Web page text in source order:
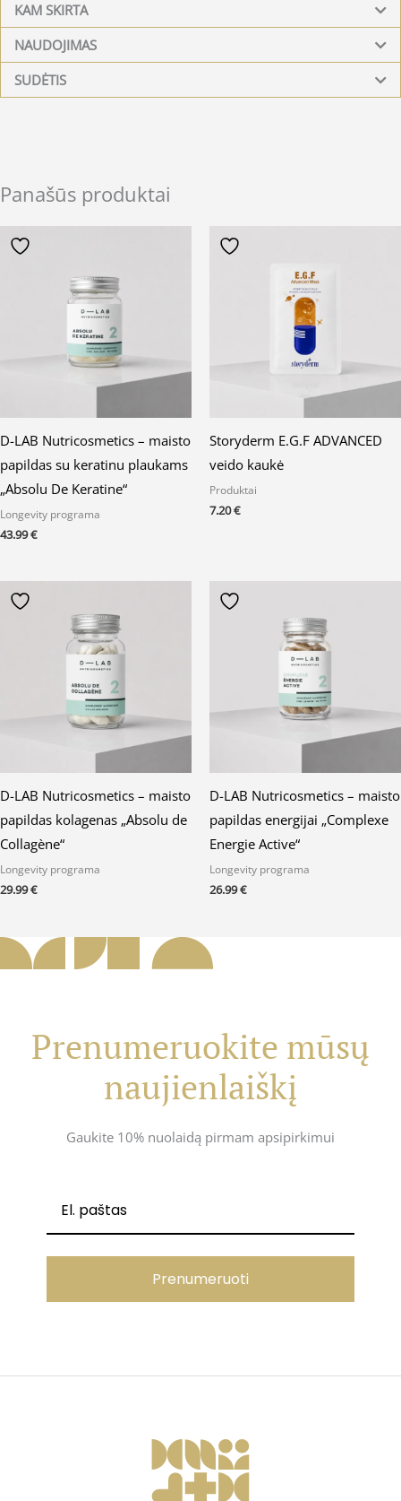
KAM SKIRTA
NAUDOJIMAS
SUDĖTIS
Panašūs produktai
D-LAB Nutricosmetics – maisto
papildas su keratinu plaukams
„Absolu De Keratine“
Longevity programa
43.99€
Storyderm E.G.F ADVANCED
veido kaukė
Produktai
7.20€
D-LAB Nutricosmetics – maisto
papildas kolagenas „Absolu de
Collagène“
Longevity programa
29.99€
D-LAB Nutricosmetics – maisto
papildas energijai „Complexe
Energie Active“
Longevity programa
26.99€
Prenumeruokite mūsų
naujienlaiškį
Gaukite 10% nuolaidą pirmam apsipirkimui
Prenumeruoti